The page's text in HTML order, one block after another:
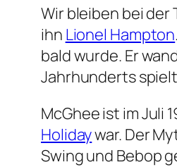
Wir bleiben bei der
ihn Lionel Hampton
bald wurde. Er
Jahrhunderts
McGhee ist im Juli
Holidaywar. Der
Swing und Bebop